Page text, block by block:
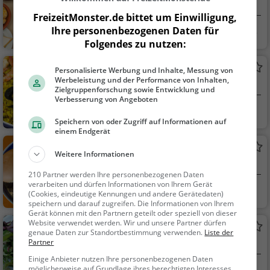
Restaurant in Bielefeld
Bielefeld
Restaurant, Aben
dessen, Mittagessen
Las Tapas
Spanisches Restaurant in Bielefeld
sch, Tapas, Europäisc
Hans im Glück
Bielefeld
Restaurant, Bar, B
urger, Bier, Wein, Sna
cks / Getränke, Grill,
Abendessen, Mittage
sch
Piro
FreizeitMonster.de bittet um Einwilligung,
Ihre personenbezogenen Daten für
Folgendes zu nutzen:
Personalisierte Werbung und Inhalte, Messung von
Werbeleistung und der Performance von Inhalten,
Zielgruppenforschung sowie Entwicklung und
Verbesserung von Angeboten
Speichern von oder Zugriff auf Informationen auf
einem Endgerät
Weitere Informationen
210 Partner werden Ihre personenbezogenen Daten
verarbeiten und dürfen Informationen von Ihrem Gerät
(Cookies, eindeutige Kennungen und andere Gerätedaten)
speichern und darauf zugreifen. Die Informationen von Ihrem
Gerät können mit den Partnern geteilt oder speziell von dieser
Website verwendet werden. Wir und unsere Partner dürfen
genaue Daten zur Standortbestimmung verwenden. Liste der
Partner
Einige Anbieter nutzen Ihre personenbezogenen Daten